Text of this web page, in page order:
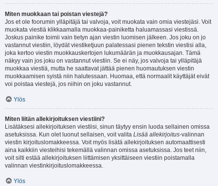
Miten muokkaan tai poistan viestejä?
Jos et ole foorumin ylläpitäjä tai valvoja, voit muokata vain omia viestejäsi. Voit
muokata viestiä klikkaamalla muokkaa-painiketta haluamassasi viestissä.
Joskus painike toimii vain tietyn ajan viestin luomisen jälkeen. Jos joku on jo
vastannut viestiin, löydät viestiketjuun palatessasi pienen tekstin viestisi alla,
joka kertoo viestin muokkauskertojen lukumäärän ja muokkausajan. Tämä
näkyy vain jos joku on vastannut viestiin. Se ei näy, jos valvoja tai ylläpitäjä
muokkaa viestiä, mutta he saattavat jättää pienen huomautuksen viestin
muokkaamisen syistä niin halutessaan. Huomaa, että normaalit käyttäjät eivät
voi poistaa viestejä, jos niihin on joku vastannut.
Ylös
Miten liitän allekirjoituksen viestiini?
Lisätäksesi allekirjoituksen viestiisi, sinun täytyy ensin luoda sellainen omissa
asetuksissa. Kun olet luonut sellaisen, voit valita Lisää allekirjoitus-valinnan
viestin kirjoituslomakkeessa. Voit myös lisätä allekirjoituksen automaattisesti
aina kaikkiin viesteihisi tekemällä valinnan omissa asetuksissa. Jos teet niin,
voit silti estää allekirjoituksen liittämisen yksittäiseen viestiin poistamalla
valinnan viestinkirjoituslomakkeessa.
Ylös